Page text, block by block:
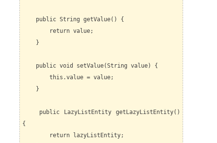
public String getValue() {
return value;
}
public void setValue(String value) {
this.value = value;
}
public LazyListEntity getLazyListEntity()
{
return lazyListEntity;